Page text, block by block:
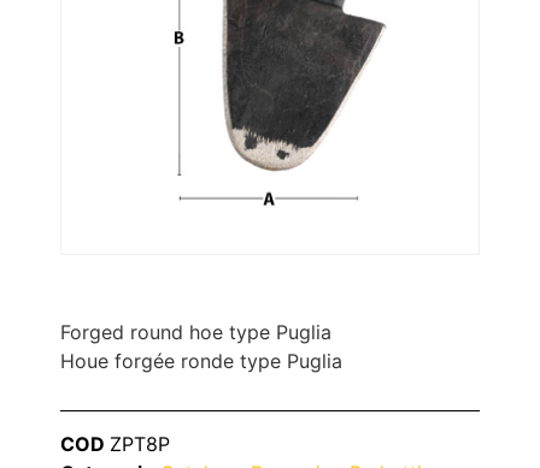
Forged round hoe type Puglia
Houe forgée ronde type Puglia
COD ZPT8P